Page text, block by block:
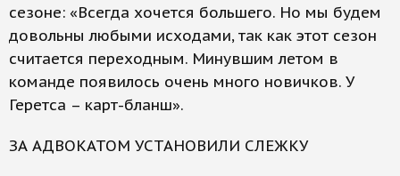
сезоне: «Всегда хочется большего. Но мы будем
довольны любыми исходами, так как этот сезон
считается переходным. Минувшим летом в
команде появилось очень много новичков. У
Геретса – карт-бланш».
ЗА АДВОКАТОМ УСТАНОВИЛИ СЛЕЖКУ